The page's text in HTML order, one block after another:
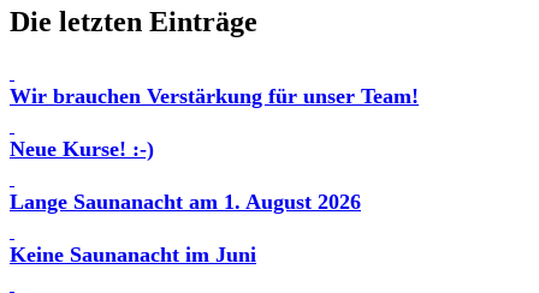
Die letzten Einträge
Wir brauchen Verstärkung für unser Team!
Neue Kurse! :-)
Lange Saunanacht am 1. August 2026
Keine Saunanacht im Juni